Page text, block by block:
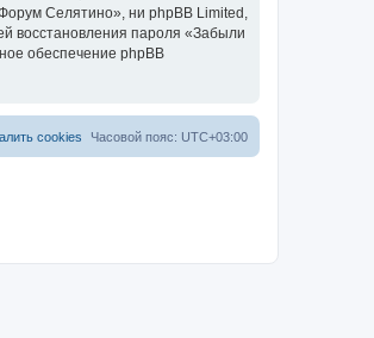
Селятино», ни phpBB Limited,
восстановления пароля «Забыли
обеспечение phpBB
Часовой пояс: UTC+03:00
cookies